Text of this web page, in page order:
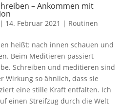
– Ankommen mit
| 14. Februar 2021 | Routinen
heißt: nach innen schauen und
Beim Meditieren passiert
Schreiben und meditieren sind
Wirkung so ähnlich, dass sie
eine stille Kraft entfalten. Ich
einen Streifzug durch die Welt